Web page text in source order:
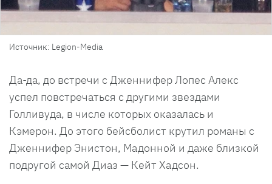
Источник: Legion-Media
Да-да, до встречи с Дженнифер Лопес Алекс
успел повстречаться с другими звездами
Голливуда, в числе которых оказалась и
Кэмерон. До этого бейсболист крутил романы с
Дженнифер Энистон, Мадонной и даже близкой
подругой самой Диаз — Кейт Хадсон.